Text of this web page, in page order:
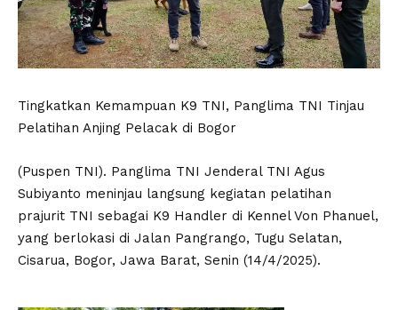
Tingkatkan Kemampuan K9 TNI, Panglima TNI Tinjau
Pelatihan Anjing Pelacak di Bogor
(Puspen TNI). Panglima TNI Jenderal TNI Agus
Subiyanto meninjau langsung kegiatan pelatihan
prajurit TNI sebagai K9 Handler di Kennel Von Phanuel,
yang berlokasi di Jalan Pangrango, Tugu Selatan,
Cisarua, Bogor, Jawa Barat, Senin (14/4/2025).